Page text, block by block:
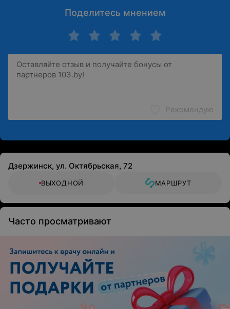
Поделитесь мнением
Рекомендую
Дзержинск, ул. Октябрьская, 72
ВЫХОДНОЙ МАРШРУТ
Часто просматривают